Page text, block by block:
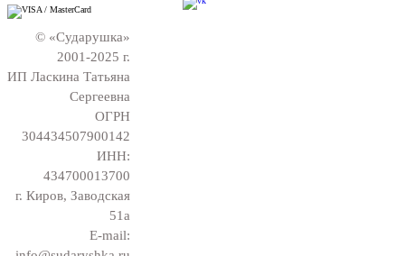
© «Сударушка»
2001-2025 г.
ИП Ласкина Татьяна
Сергеевна
ОГРН
304434507900142
ИНН:
434700013700
г. Киров, Заводская
51а
E-mail: